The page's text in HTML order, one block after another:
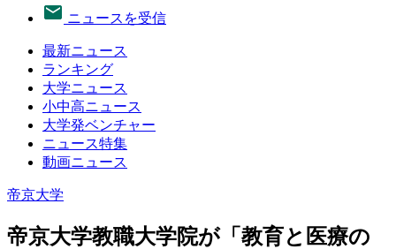
ニュースを受信
最新ニュース
ランキング
大学ニュース
小中高ニュース
大学発ベンチャー
ニュース特集
動画ニュース
帝京大学
帝京大学教職大学院が「教育と医療の